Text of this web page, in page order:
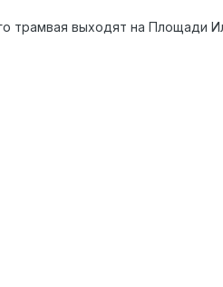
трамвая выходят на Площади